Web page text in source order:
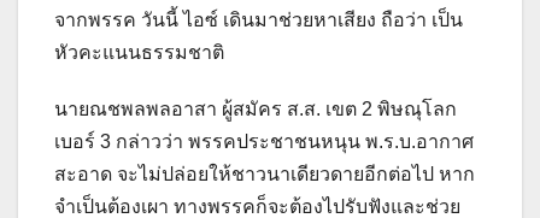
จากพรรค วันนี้ ไอซ์ เดินมาช่วยหาเสียง ถือว่า เป็น
หัวคะแนนธรรมชาติ
นายณชพลพลอาสา ผู้สมัคร ส.ส. เขต 2 พิษณุโลก
เบอร์ 3 กล่าวว่า พรรคประชาชนหนุน พ.ร.บ.อากาศ
สะอาด จะไม่ปล่อยให้ชาวนาเดียวดายอีกต่อไป หาก
จำเป็นต้องเผา ทางพรรคก็จะต้องไปรับฟังและช่วย